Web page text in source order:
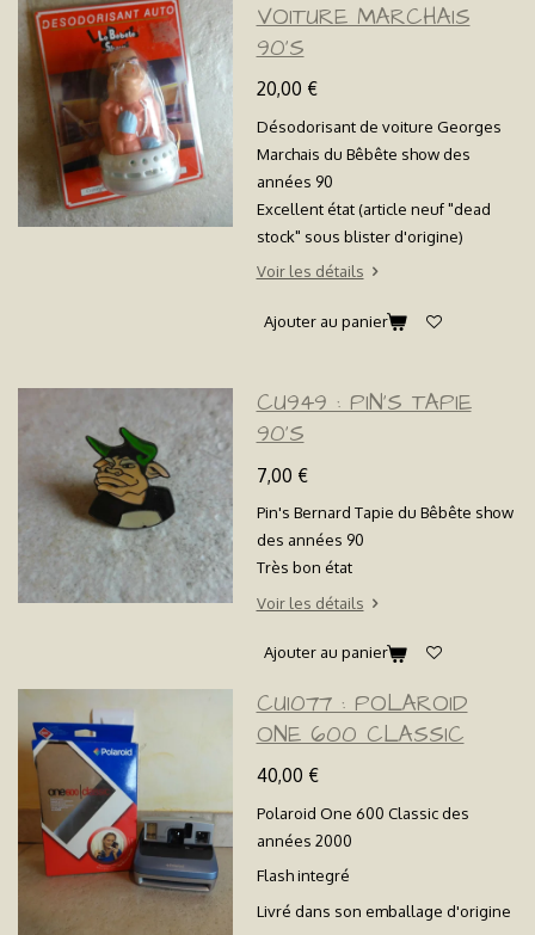
VOITURE MARCHAIS
90'S
20,00 €
Désodorisant de voiture Georges
Marchais du Bêbête show des
années 90
Excellent état (article neuf "dead
stock" sous blister d'origine)
Voir les détails
Ajouter au panier
CU949 : PIN'S TAPIE
90'S
7,00 €
Pin's Bernard Tapie du Bêbête show
des années 90
Très bon état
Voir les détails
Ajouter au panier
CU1077 : POLAROID
ONE 600 CLASSIC
40,00 €
Polaroid One 600 Classic des
années 2000
Flash integré
Livré dans son emballage d'origine